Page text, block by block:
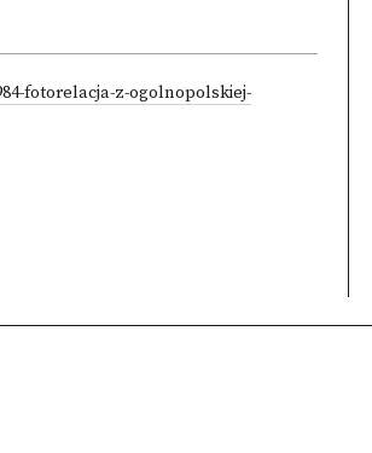
fotorelacja-z-ogolnopolskiej-